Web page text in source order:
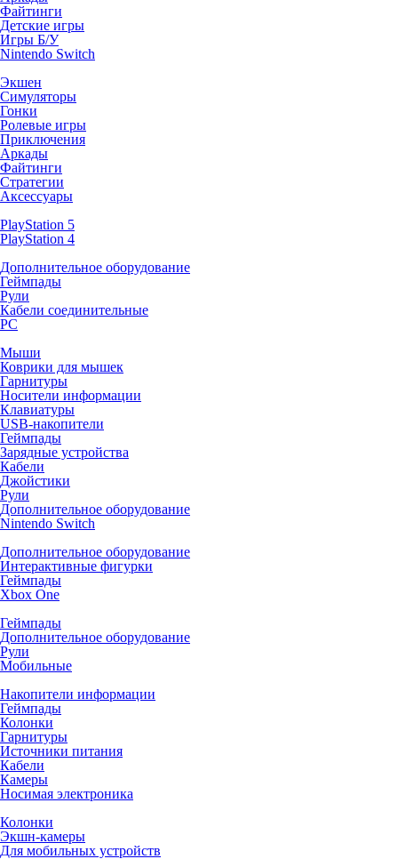
Файтинги
Детские игры
Игры Б/У
Nintendo Switch
Экшен
Симуляторы
Гонки
Ролевые игры
Приключения
Аркады
Файтинги
Стратегии
Аксессуары
PlayStation 5
PlayStation 4
Дополнительное оборудование
Геймпады
Рули
Кабели соединительные
PC
Мыши
Коврики для мышек
Гарнитуры
Носители информации
Клавиатуры
USB-накопители
Геймпады
Зарядные устройства
Кабели
Джойстики
Рули
Дополнительное оборудование
Nintendo Switch
Дополнительное оборудование
Интерактивные фигурки
Геймпады
Xbox One
Геймпады
Дополнительное оборудование
Рули
Мобильные
Накопители информации
Геймпады
Колонки
Гарнитуры
Источники питания
Кабели
Камеры
Носимая электроника
Колонки
Экшн-камеры
Для мобильных устройств